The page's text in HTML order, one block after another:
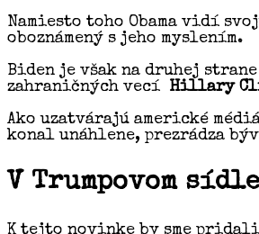
Namiesto toho Obama vidí
oboznámený s jeho myslením.
Biden je však na druhej
zahraničných vecí Hillary
Ako uzatvárajú americké
konal unáhlene, prezrádza
V Trumpovom
K tejto novinke by sme